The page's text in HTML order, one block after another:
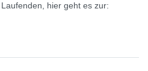
hier geht es zur: